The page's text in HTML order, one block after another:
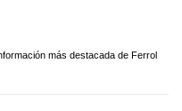
más destacada de Ferrol